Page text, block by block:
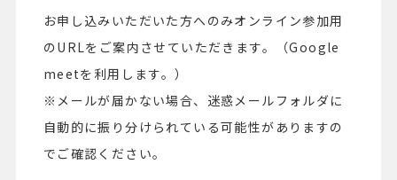
お申し込みいただいた方へのみオンライン参加用
のURLをご案内させていただきます。（Google
meetを利用します。）
※メールが届かない場合、迷惑メールフォルダに
自動的に振り分けられている可能性がありますの
でご確認ください。